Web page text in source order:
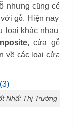
nhưng cũng có
gỗ. Hiện nay,
loại khác nhau:
, cửa gỗ
về các loại cửa
Nhất Thị Trường